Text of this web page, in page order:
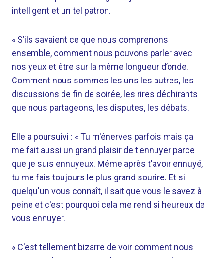
intelligent et un tel patron.
« S’ils savaient ce que nous comprenons
ensemble, comment nous pouvons parler avec
nos yeux et être sur la même longueur d’onde.
Comment nous sommes les uns les autres, les
discussions de fin de soirée, les rires déchirants
que nous partageons, les disputes, les débats.
Elle a poursuivi : « Tu m'énerves parfois mais ça
me fait aussi un grand plaisir de t'ennuyer parce
que je suis ennuyeux. Même après t'avoir ennuyé,
tu me fais toujours le plus grand sourire. Et si
quelqu'un vous connaît, il sait que vous le savez à
peine et c'est pourquoi cela me rend si heureux de
vous ennuyer.
« C'est tellement bizarre de voir comment nous